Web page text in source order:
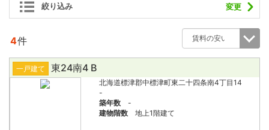
4件
一戸建て 東24南4 B
北海道標津郡中標津町東二十四条南4丁目14
-
築年数
-
建物階数
地上1階建て
絞り込み 変更